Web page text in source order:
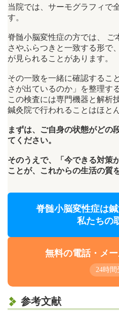
当院では、サーモグラフィで
す。
脊髄小脳変性症の方では、 ご
さやふらつきと一致する形で
が見られることがあります。
その一致を一緒に確認するこ
さが出ているのか」を整理す
この検査には専門機器と解析
鍼灸院で行われることはほと
まずは、ご自身の状態がどの
てください。
そのうえで、「今できる対策
ことが、これからの生活の質
脊髄小脳変性症は
私たちの
無料の電話・メ
24時間
参考文献